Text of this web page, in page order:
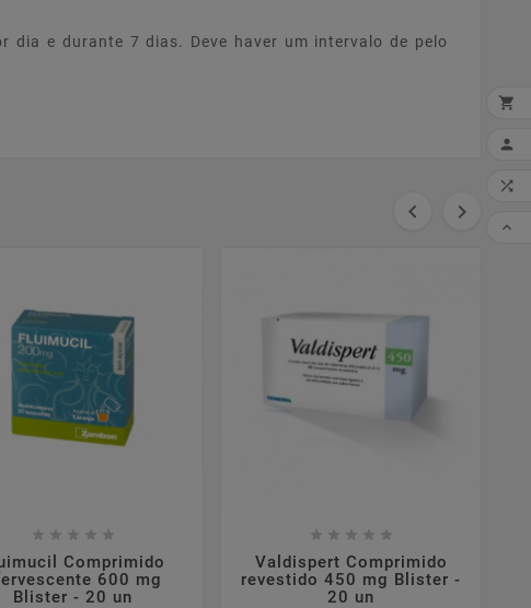
dia e durante 7 dias. Deve haver um intervalo de pelo
 
    
Comprimido
600 mg
Blister - 20 un
    
Valdispert Comprimido
revestido 450 mg Blister -
20 un



